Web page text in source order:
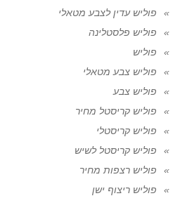
פוליש עדין לצבע מטאלי
פוליש פלסטלינה
פוליש
פוליש צבע מטאלי
פוליש צבע
פוליש קריסטל מחיר
פוליש קריסטלי
פוליש קריסטל לשיש
פוליש רצפות מחיר
פוליש ריצוף ישן